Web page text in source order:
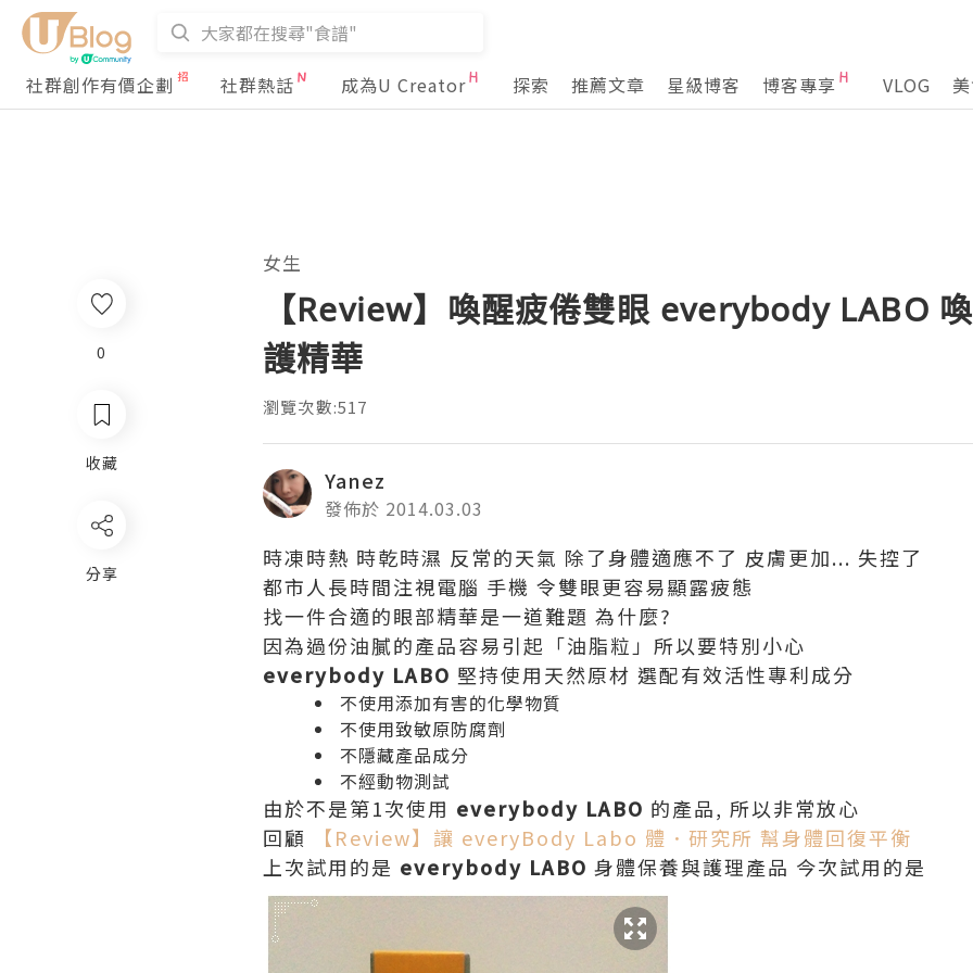
社群創作有價企劃 社群熱話 成為U Creator 探索 推薦文章 星級博客 博客專享 VLOG
0
收藏
分享
女生
【Review】喚醒疲倦雙眼 everybody LABO
護精華
瀏覽次數:517
Yanez
發佈於 2014.03.03
時凍時熱 時乾時濕 反常的天氣 除了身體適應不了 皮膚更加... 失控了
都市人長時間注視電腦 手機 令雙眼更容易顯露疲態
找一件合適的眼部精華是一道難題 為什麼?
因為過份油膩的產品容易引起「油脂粒」所以要特別小心
everybody LABO 堅持使用天然原材 選配有效活性專利成分
不使用添加有害的化學物質
不使用致敏原防腐劑
不隱藏產品成分
不經動物測試
由於不是第1次使用 everybody LABO 的產品, 所以非常放心
回顧
【Review】讓 everyBody Labo 體．研究所 幫身體回復平衡
上次試用的是 everybody LABO 身體保養與護理產品 今次試用的是